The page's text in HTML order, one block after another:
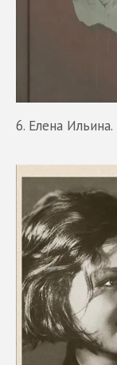
6. Елена Ильина.